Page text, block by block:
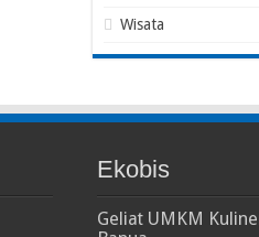
Wisata
Ekobis
Geliat UMKM